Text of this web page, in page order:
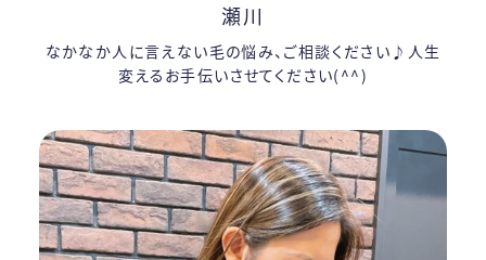
瀬川
なかなか人に言えない毛の悩み、ご相談ください♪人生
変えるお手伝いさせてください(^^)